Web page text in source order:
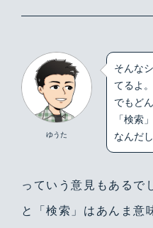
ゆうた
そんな
てるよ。
でもど
「検索
なんだし
っていう意見もあるで
と「検索」はあんま意